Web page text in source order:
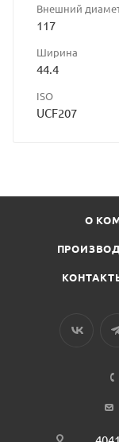
Внешний
117
Ширина
44.4
ISO
UCF207
О